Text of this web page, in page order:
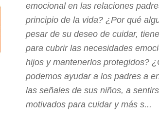
emocional en las relaciones
principio de la vida? ¿Por qué
pesar de su deseo de cuidar,
para cubrir las necesidades
hijos y mantenerlos protegidos?
podemos ayudar a los padres a
las señales de sus niños, a
motivados para cuidar y más s...